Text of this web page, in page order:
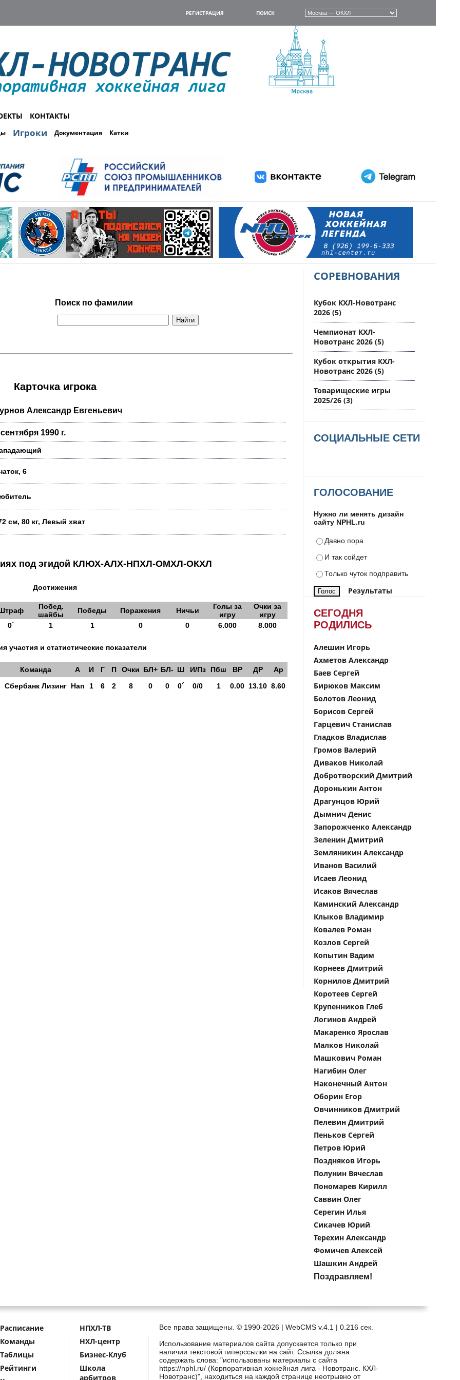
РЕГИСТРАЦИЯ ПОИСК
КОНТАКТЫ
Игроки Документация Катки
Поиск по фамилии
Карточка игрока
Александр Евгеньевич
1990 г.
6
см, 80 кг, Левый хват
под эгидой КЛЮХ-АЛХ-НПХЛ-ОМХЛ-ОКХЛ
Достижения
Побед.
шайбы
Победы Поражения Ничьи
Голы за
игру
Очки за
игру
0´ 1 1 0 0 6.000 8.000
участия и статистические показатели
Команда А И Г П Очки БЛ+ БЛ- Ш И/Пз Пбш ВР ДР
Ар
Сбербанк Лизинг Нап 1 6 2 8 0 0 0´ 0/0 1 0.00 13.10 8.60
СОРЕВНОВАНИЯ
Кубок КХЛ-Новотранс
2026 (5)
Чемпионат КХЛ-
Новотранс 2026 (5)
Кубок открытия КХЛ-
Новотранс 2026 (5)
Товарищеские игры
2025/26 (3)
СОЦИАЛЬНЫЕ СЕТИ
ГОЛОСОВАНИЕ
Нужно ли менять дизайн
сайту NPHL.ru
Давно пора
И так сойдет
Только чуток подправить
Результаты
СЕГОДНЯ
РОДИЛИСЬ
Алешин Игорь
Ахметов Александр
Баев Сергей
Бирюков Максим
Болотов Леонид
Борисов Сергей
Гарцевич Станислав
Гладков Владислав
Громов Валерий
Диваков Николай
Добротворский Дмитрий
Доронькин Антон
Драгунцов Юрий
Дымнич Денис
Запорожченко Александр
Зеленин Дмитрий
Земляникин Александр
Иванов Василий
Исаев Леонид
Исаков Вячеслав
Каминский Александр
Клыков Владимир
Ковалев Роман
Козлов Сергей
Копытин Вадим
Корнеев Дмитрий
Корнилов Дмитрий
Коротеев Сергей
Крупенников Глеб
Логинов Андрей
Макаренко Ярослав
Малков Николай
Машкович Роман
Нагибин Олег
Наконечный Антон
Оборин Егор
Овчинников Дмитрий
Пелевин Дмитрий
Пеньков Сергей
Петров Юрий
Поздняков Игорь
Полунин Вячеслав
Пономарев Кирилл
Саввин Олег
Серегин Илья
Сикачев Юрий
Терехин Александр
Фомичев Алексей
Шашкин Андрей
Поздравляем!
Расписание
Команды
Таблицы
Рейтинги
НПХЛ-ТВ
НХЛ-центр
Бизнес-Клуб
Школа
арбитров
Все права защищены. © 1990-2026 | WebCMS v.4.1 | 0.216 сек.
Использование материалов сайта допускается только при
наличии текстовой гиперссылки на сайт. Ссылка должна
содержать слова: "использованы материалы с сайта
https://nphl.ru/ (Корпоративная хоккейная лига - Новотранс. КХЛ-
Новотранс)", находиться на каждой странице неотрывно от